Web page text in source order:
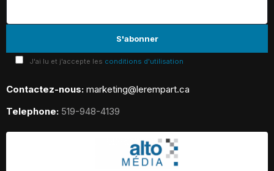
J'ai lu et j'accepte les conditions d'utilisation
Contactez-nous: marketing@lerempart.ca
Telephone: 519-948-4139